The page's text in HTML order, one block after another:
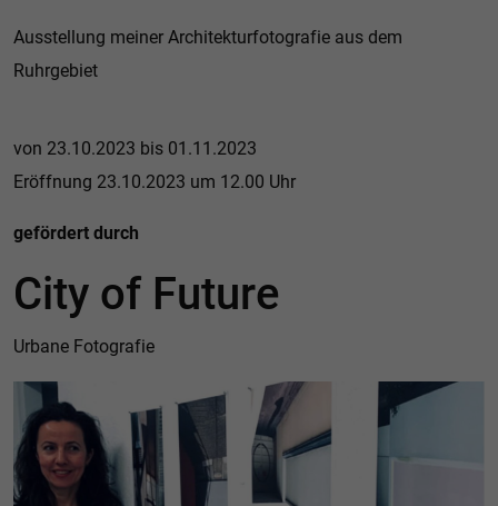
Ausstellung meiner Architekturfotografie aus dem
Ruhrgebiet
von 23.10.2023 bis 01.11.2023
Eröffnung 23.10.2023 um 12.00 Uhr
gefördert durch
City of Future
Urbane Fotografie